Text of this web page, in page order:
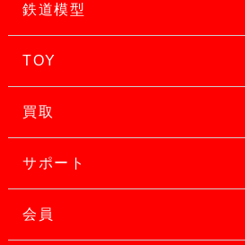
鉄道模型
TOY
買取
サポート
会員